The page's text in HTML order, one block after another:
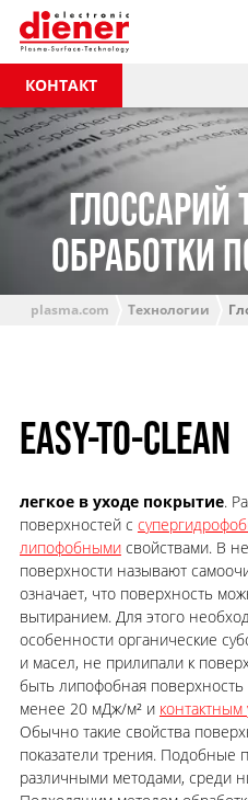
КОНТАКТ
ГЛОССАРИЙ
ОБРАБОТКИ
plasma.com Технологии
EASY-TO-CLEAN
легкое в уходе покрытие.
поверхностей с
липофобнымисвойствами. В
поверхности называют
означает, что поверхность
вытиранием. Для этого
особенности органические
и масел, не прилипали к
быть липофобная поверхность
менее 20 мДж/м² и контактным
Обычно такие свойства
показатели трения. Подобные
различными методами, среди